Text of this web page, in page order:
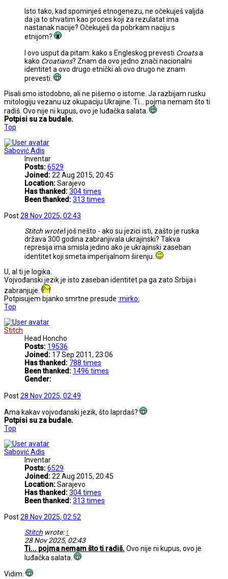
Isto tako, kad spominješ etnogenezu, ne očekuješ valjda
da ja to shvatim kao proces koji za rezulatat ima
nastanak nacije? Očekuješ da pobrkam naciju s
etnijom?
I ovo usput da pitam: kako s Engleskog prevesti Croatsa
kako Croatians? Znam da ovo jedno znači nacionalni
identitet a ovo drugo etnički ali ovo drugo ne znam
prevesti.
Pisali smo istodobno, ali ne pišemo o istome. Ja razbijam rusku
mitologiju vezanu uz okupaciju Ukrajine. Ti... pojma nemam što ti
radiš. Ovo nije ni kupus, ovo je luđačka salata.
Potpisi su za budale.
Top
Šabović Adis
Inventar
Posts:6529
Joined:22 Aug 2015, 20:45
Location:Sarajevo
Has thanked:304 times
Been thanked:313 times
Post28 Nov 2025, 02:43
Stitch wrote:I još nešto - ako su jezici isti, zašto je ruska
država 300 godina zabranjivala ukrajinski? Takva
represija ima smisla jedino ako je ukrajinski zaseban
identitet koji smeta imperijalnom širenju.
U, al ti je logika.
Vojvođanski jezik je isto zaseban identitet pa ga zato Srbija i
zabranjuje.
Potpisujem bjanko smrtne presude :mirko:
Top
Stitch
Head Honcho
Posts: 19536
Joined: 17 Sep 2011, 23:06
Has thanked: 788 times
Been thanked: 1496 times
Gender:
Post28 Nov 2025, 02:49
Ama kakav vojvođanski jezik, što laprdaš?
Potpisi su za budale.
Top
Šabović Adis
Inventar
Posts:6529
Joined:22 Aug 2015, 20:45
Location:Sarajevo
Has thanked:304 times
Been thanked:313 times
Post28 Nov 2025, 02:52
Stitch wrote: ↑
28 Nov 2025, 02:43
Ti... pojma nemam što ti radiš. Ovo nije ni kupus, ovo je
luđačka salata.
Vidim.